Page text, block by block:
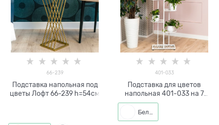
66-239
Подставка напольная под
цветы Лофт 66-239 h=54см
401-033
Подставка для цветов
напольная 401-033 на 7
цветов